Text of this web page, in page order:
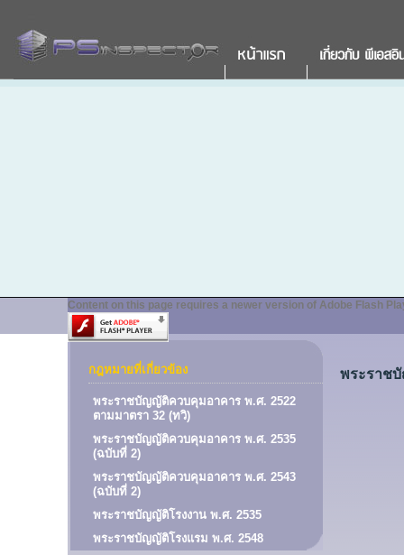
Content on this page requires a newer version of Adobe Flash
กฎหมายที่เกี่ยวข้อง
พระราชบัญญัติควบคุมอาคาร พ.ศ. 2522
ตามมาตรา 32 (ทวิ)
พระราชบัญญัติควบคุมอาคาร พ.ศ. 2535
(ฉบับที่ 2)
พระราชบัญญัติควบคุมอาคาร พ.ศ. 2543
(ฉบับที่ 2)
พระราชบัญญัติโรงงาน พ.ศ. 2535
พระราชบัญญัติโรงแรม พ.ศ. 2548
พระราชบั